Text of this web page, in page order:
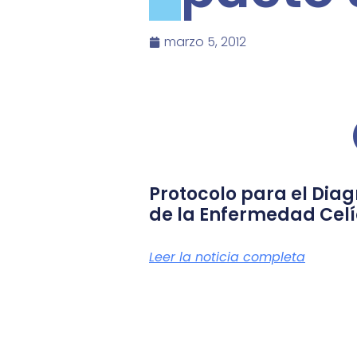
marzo 5, 2012
Protocolo para el
de la Enfermedad
Leer la noticia completa